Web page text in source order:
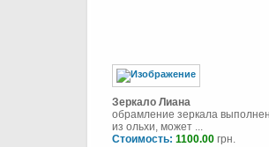
Зеркало Лиана
обрамление зеркала
из ольхи, может ...
Стоимость: 1100.00 грн.